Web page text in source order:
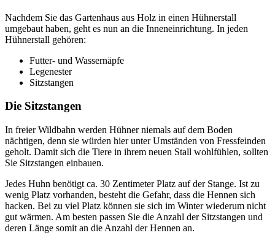
Nachdem Sie das Gartenhaus aus Holz in einen Hühnerstall
umgebaut haben, geht es nun an die Inneneinrichtung. In jeden
Hühnerstall gehören:
Futter- und Wassernäpfe
Legenester
Sitzstangen
Die Sitzstangen
In freier Wildbahn werden Hühner niemals auf dem Boden
nächtigen, denn sie würden hier unter Umständen von Fressfeinden
geholt. Damit sich die Tiere in ihrem neuen Stall wohlfühlen, sollten
Sie Sitzstangen einbauen.
Jedes Huhn benötigt ca. 30 Zentimeter Platz auf der Stange. Ist zu
wenig Platz vorhanden, besteht die Gefahr, dass die Hennen sich
hacken. Bei zu viel Platz können sie sich im Winter wiederum nicht
gut wärmen. Am besten passen Sie die Anzahl der Sitzstangen und
deren Länge somit an die Anzahl der Hennen an.